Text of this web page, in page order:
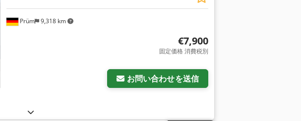
Prüm 9,318 km
€7,900
固定価格 消費税別
お問い合わせを送信